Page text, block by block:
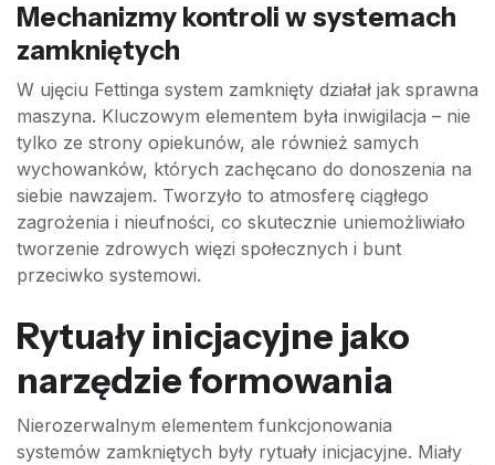
Mechanizmy kontroli w systemach
zamkniętych
W ujęciu Fettinga system zamknięty działał jak sprawna
maszyna. Kluczowym elementem była inwigilacja – nie
tylko ze strony opiekunów, ale również samych
wychowanków, których zachęcano do donoszenia na
siebie nawzajem. Tworzyło to atmosferę ciągłego
zagrożenia i nieufności, co skutecznie uniemożliwiało
tworzenie zdrowych więzi społecznych i bunt
przeciwko systemowi.
Rytuały inicjacyjne jako
narzędzie formowania
Nierozerwalnym elementem funkcjonowania
systemów zamkniętych były rytuały inicjacyjne. Miały